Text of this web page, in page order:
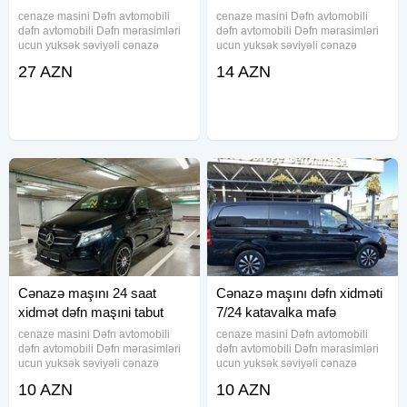
cenaze masini Dəfn avtomobili
dəfn avtomobili Dəfn mərasimləri
ucun yuksək səviyəli cənazə
uzaq rayonlara aparmaq xidməti
27 AZN
cenaze masini Dəfn avtomobili
dəfn avtomobili Dəfn mərasimləri
ucun yuksək səviyəli cənazə
uzaq rayonlara aparmaq xidməti
14 AZN
Cənazə maşını 24 saat
xidmət dəfn maşıni tabut
mafə
cenaze masini Dəfn avtomobili
dəfn avtomobili Dəfn mərasimləri
ucun yuksək səviyəli cənazə
uzaq rayonlara aparmaq xidməti
10 AZN
Cənazə maşını dəfn xidməti
7/24 katavalka mafə
cenaze masini Dəfn avtomobili
dəfn avtomobili Dəfn mərasimləri
ucun yuksək səviyəli cənazə
uzaq rayonlara aparmaq xidməti
10 AZN